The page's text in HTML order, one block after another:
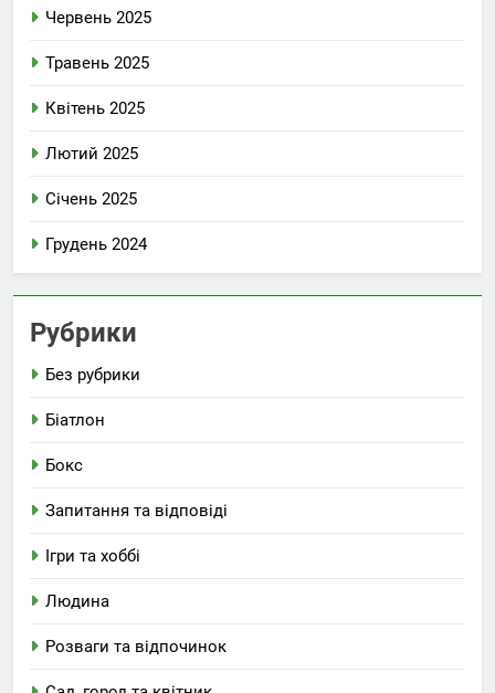
Червень 2025
Травень 2025
Квітень 2025
Лютий 2025
Січень 2025
Грудень 2024
Рубрики
Без рубрики
Біатлон
Бокс
Запитання та відповіді
Ігри та хоббі
Людина
Розваги та відпочинок